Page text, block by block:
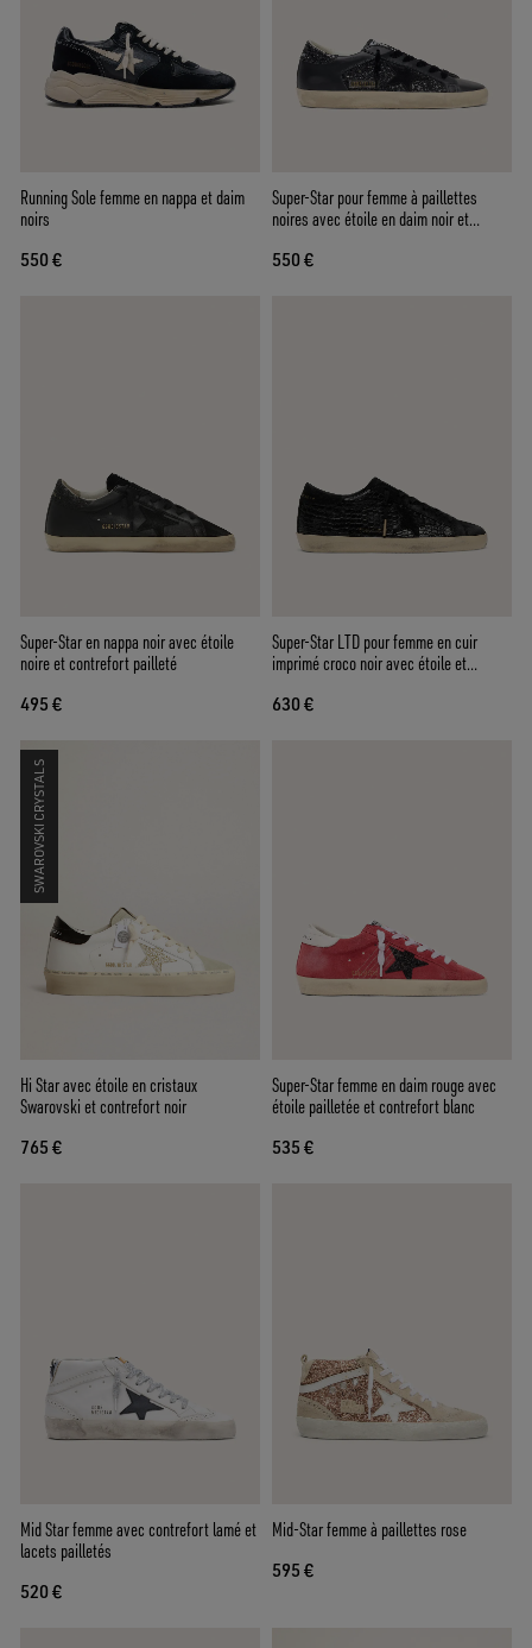
Running Sole femme en nappa et daim
noirs
550 €
Super-Star pour femme à paillettes
noires avec étoile en daim noir et
550 €
Super-Star en nappa noir avec étoile
noire et contrefort pailleté
495 €
Super-Star LTD pour femme en cuir
imprimé croco noir avec étoile et
630 €
SWAROVSKI CRYSTALS
Hi Star avec étoile en cristaux
Swarovski et contrefort noir
765 €
Super-Star femme en daim rouge avec
étoile pailletée et contrefort blanc
535 €
Mid Star femme avec contrefort lamé et
lacets pailletés
520 €
Mid-Star femme à paillettes rose
595 €